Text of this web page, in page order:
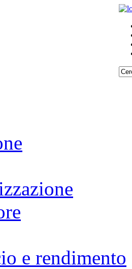
e rendimento